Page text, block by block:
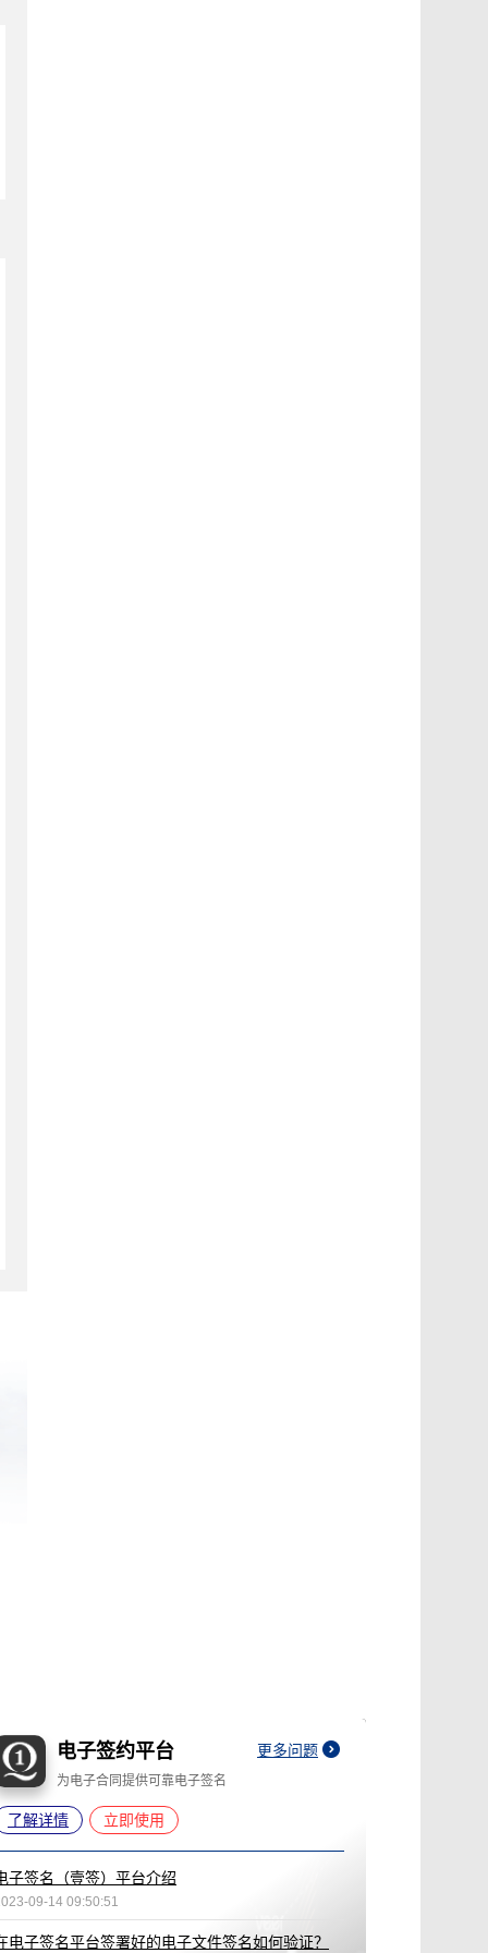
电子签约平台 更多问题
为电子合同提供可靠电子签名
了解详情 立即使用
子签名（壹签）平台介绍
09-14 09:50:51
电子签名平台签署好的电子文件签名如何验证？